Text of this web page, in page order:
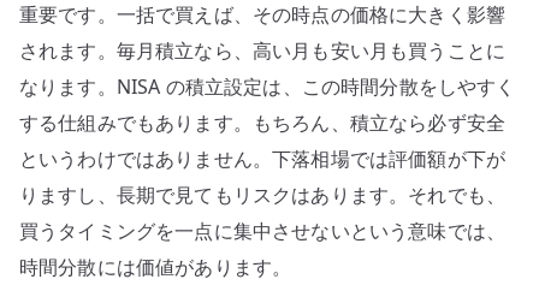
重要です。一括で買えば、その時点の価格に大きく影響
されます。毎月積立なら、高い月も安い月も買うことに
なります。NISA の積立設定は、この時間分散をしやすく
する仕組みでもあります。もちろん、積立なら必ず安全
というわけではありません。下落相場では評価額が下が
りますし、長期で見てもリスクはあります。それでも、
買うタイミングを一点に集中させないという意味では、
時間分散には価値があります。